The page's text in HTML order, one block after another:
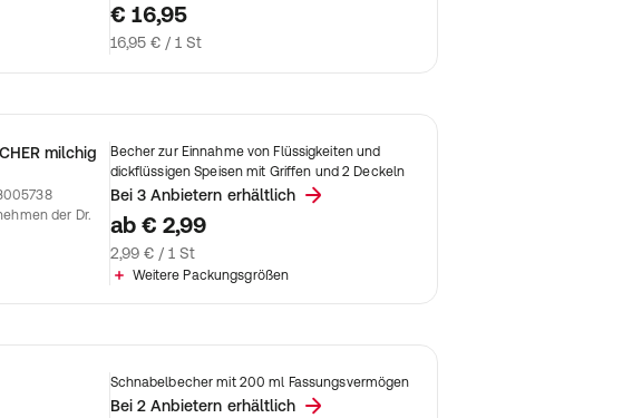
€ 16,95
16,95 € / 1 St
milchig
der Dr.
Becher zur Einnahme von Flüssigkeiten und
dickflüssigen Speisen mit Griffen und 2 Deckeln
Bei 3 Anbietern erhältlich
ab € 2,99
2,99 € / 1 St
Weitere Packungsgrößen
Schnabelbecher mit 200 ml Fassungsvermögen
Bei 2 Anbietern erhältlich